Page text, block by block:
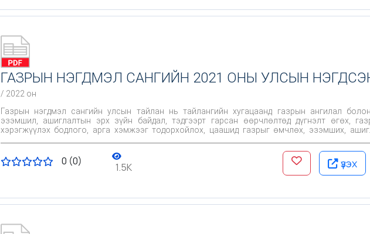
ГАЗРЫН НЭГДМЭЛ САНГИЙН 2021 ОНЫ УЛСЫН
/ 2022 он
Газрын нэгдмэл сангийн улсын тайлан нь тайлангийн хугацаанд газрын ангилал
эзэмшил, ашиглалтын эрх зүйн байдал, тэдгээрт гарсан өөрчлөлтөд дүгнэлт өгөх,
хэрэгжүүлэх бодлого, арга хэмжээг тодорхойлох, цаашид газрыг өмчлөх, эзэмших,
суурь материал болдог ач холбогдолтой.
0 (0) 1.5K үзэх